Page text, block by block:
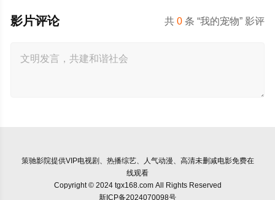
共0 条 “我的宠物” 影评
影片评论
策驰影院提供VIP电视剧、热播综艺、人气动漫、高清未删减电影免费在
线观看
Copyright © 2024 tgx168.com All Rights Reserved
新ICP备2024070098号